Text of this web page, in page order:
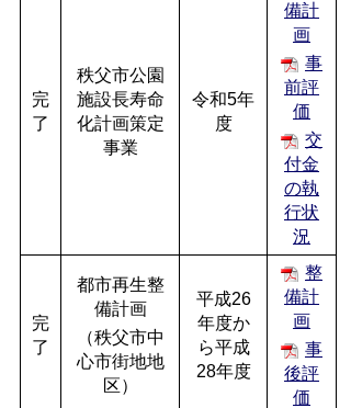
完
了
秩父市公園
施設長寿命
化計画策定
事業
令和5年
度
備計
画
事
前評
価
交
付金
の執
行状
況
完
了
都市再生整
備計画
（秩父市中
心市街地地
区）
平成26
年度か
ら平成
28年度
整
備計
画
事
後評
価